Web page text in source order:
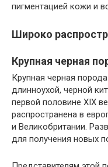
пигментацией кожи и
Широко
Крупная черная
Крупная черная
длинноухой, черной
первой половине XIX
распространена в
и Великобритании.
для получения новых